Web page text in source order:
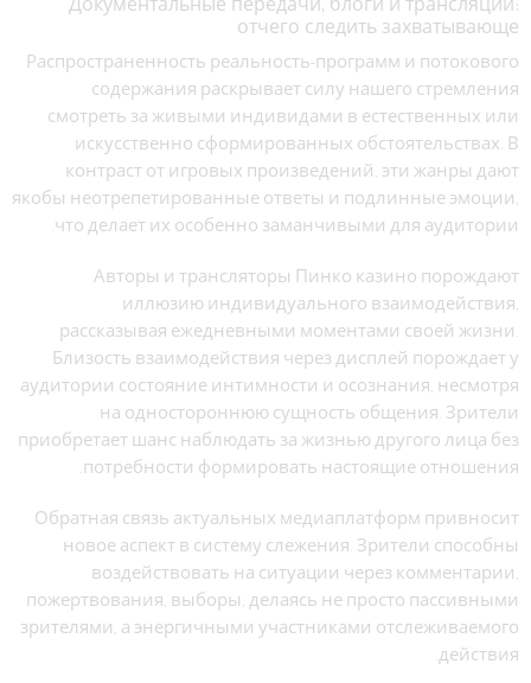
Документальные передачи, блоги и трансляции:
отчего следить захватывающе
Распространенность реальность-программ и потокового
содержания раскрывает силу нашего стремления
смотреть за живыми индивидами в естественных или
искусственно сформированных обстоятельствах. В
контраст от игровых произведений, эти жанры дают
якобы неотрепетированные ответы и подлинные эмоции,
что делает их особенно заманчивыми для аудитории.
Авторы и трансляторы Пинко казино порождают
иллюзию индивидуального взаимодействия,
рассказывая ежедневными моментами своей жизни.
Близость взаимодействия через дисплей порождает у
аудитории состояние интимности и осознания, несмотря
на одностороннюю сущность общения. Зрители
приобретает шанс наблюдать за жизнью другого лица без
потребности формировать настоящие отношения.
Обратная связь актуальных медиаплатформ привносит
новое аспект в систему слежения. Зрители способны
воздействовать на ситуации через комментарии,
пожертвования, выборы, делаясь не просто пассивными
зрителями, а энергичными участниками отслеживаемого
действия.